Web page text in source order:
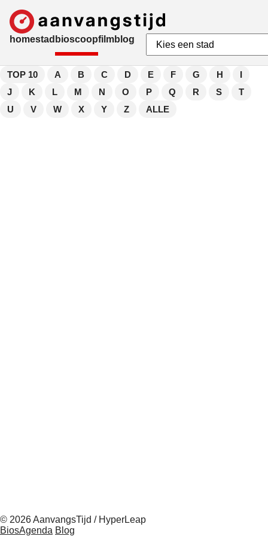
homestad bioscoopfilmblog
TOP 10 A B C D E F G H
I
J
K L M N O P Q R S
T
U
V W X Y Z ALLE
© 2026 AanvangsTijd / HyperLeap
BiosAgenda Blog